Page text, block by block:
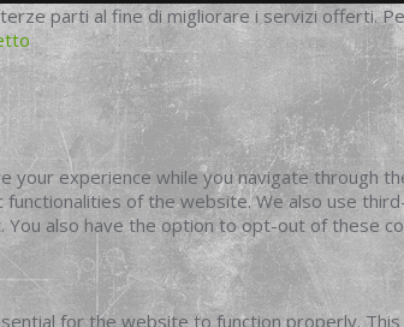
parti al fine di migliorare i servizi offerti.
your experience while you navigate
of the website. We also use
also have the option to opt-out of these
for the website to function properly.